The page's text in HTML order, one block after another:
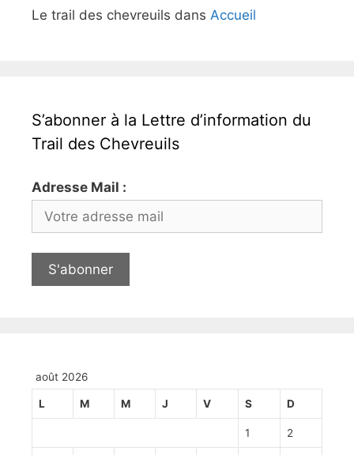
Le trail des chevreuils dans Accueil
S’abonner à la Lettre d’information du
Trail des Chevreuils
Adresse Mail :
août 2026
L M M J V S D
1 2